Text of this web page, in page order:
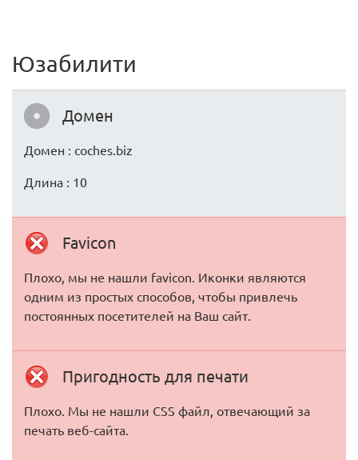
Юзабилити
Домен
Домен : coches.biz
Длина : 10
Favicon
Плохо, мы не нашли favicon. Иконки являются
одним из простых способов, чтобы привлечь
постоянных посетителей на Ваш сайт.
Пригодность для печати
Плохо. Мы не нашли CSS файл, отвечающий за
печать веб-сайта.